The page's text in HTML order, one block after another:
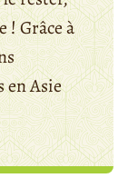
! Grâce à
en Asie